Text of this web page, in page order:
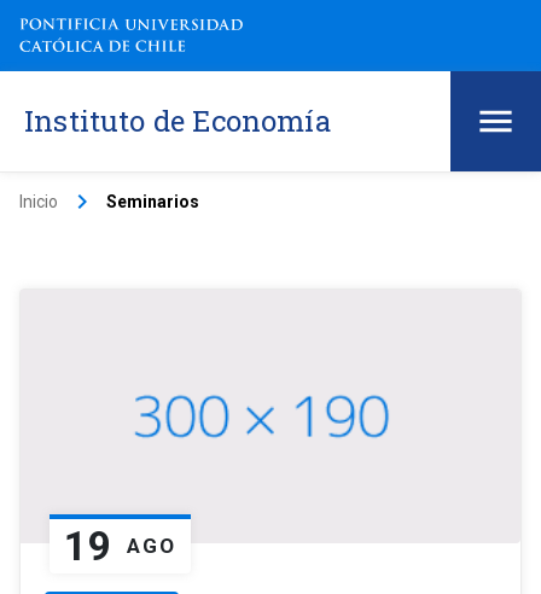
Instituto de Economía
Inicio keyboard_arrow_right Seminarios
19 AGO